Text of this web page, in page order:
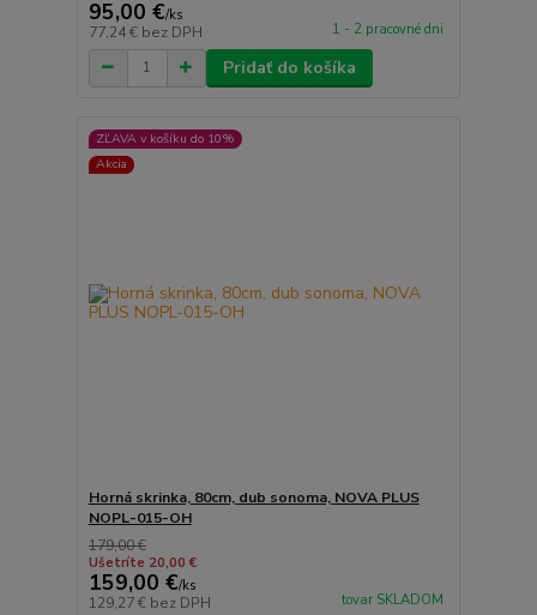
95,00 €/ks
77,24 € bez DPH 1 - 2 pracovné dni
Pridať do košíka
ZĽAVA v košíku do 10%
Akcia
Horná skrinka, 80cm, dub sonoma, NOVA PLUS
NOPL-015-OH
179,00 €
Ušetríte 20,00 €
159,00 €/ks
129,27 € bez DPH tovar SKLADOM